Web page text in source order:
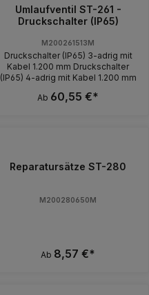
Ausgang 3/8" IG. Manometer 1/4"
IG. Umlaufventil mit Druckschalter
(IP65) dreiadrig und Kabel 1.200
mm. Max. 250 bar / 80 °C Eingang
3/8" IG. Bypass 1/4" IG. Ausgang
3/8" IG. Manometer 1/4" IG.
Umlaufventil mit Druckschalter
(IP65) vieradrig und Kabel 1.200
mm. Max. 250 bar / 80 °C Der
Durchfluß beträgt bei allen
Umlaufventil ST-261 -
Druckschalter (IP65)
M200261513M
Druckschalter (IP65) 3-adrig mit
Kabel 1.200 mm Druckschalter
(IP65) 4-adrig mit Kabel 1.200 mm
Ab 60,55 €*
Reparatursätze ST-280
M200280650M
Ab 8,57 €*